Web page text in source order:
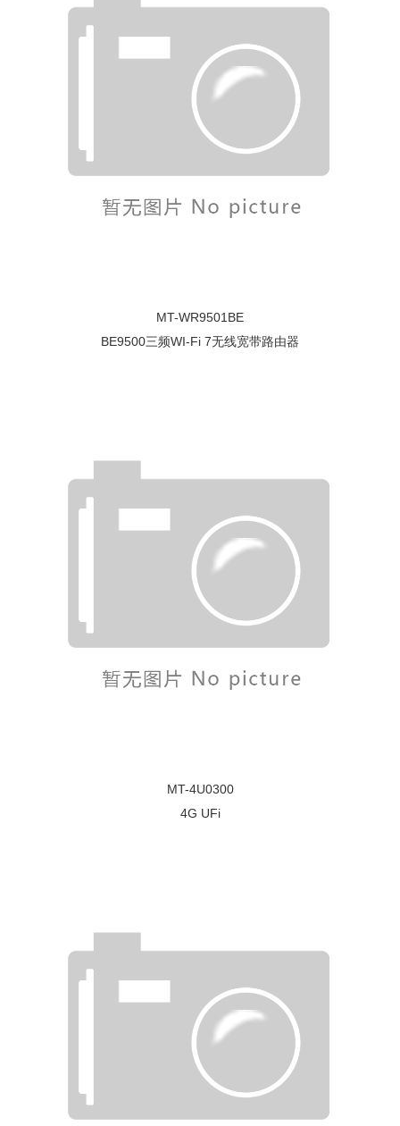
MT-WR9501BE
BE9500三频WI-Fi 7无线宽带路由器
MT-4U0300
4G UFi